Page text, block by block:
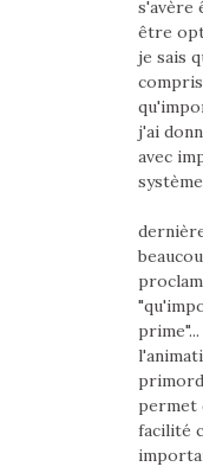
s'avère
être
je sais
j'ai
avec
permet
facilité